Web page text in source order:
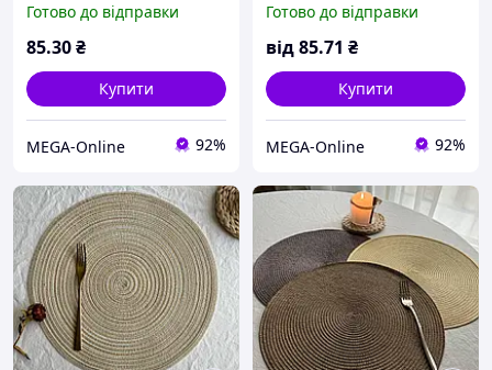
тарілки та прилади
Готово до відправки
85.30₴
Купити
MEGA-Online 92%
святковий стіл
Готово до відправки
від85.71 ₴
Купити
MEGA-Online 92%